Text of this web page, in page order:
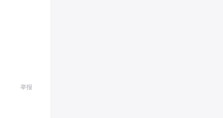
举报